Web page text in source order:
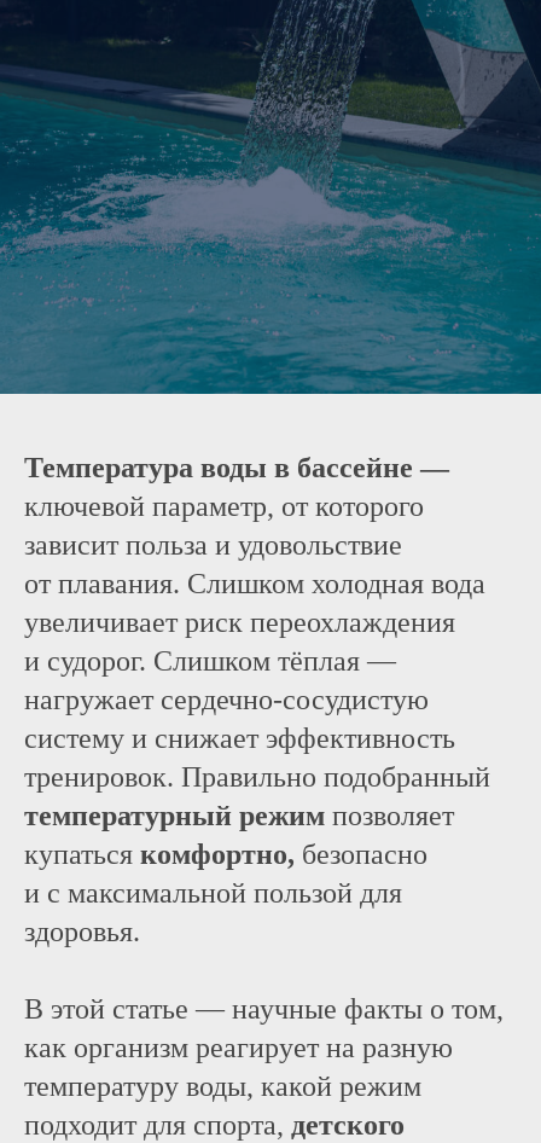
Температура воды в бассейне —
ключевой параметр, от которого
зависит польза и удовольствие
от плавания. Слишком холодная вода
увеличивает риск переохлаждения
и судорог. Слишком тёплая —
нагружает сердечно-сосудистую
систему и снижает эффективность
тренировок. Правильно подобранный
температурный режим позволяет
купаться комфортно, безопасно
и с максимальной пользой для
здоровья.
В этой статье — научные факты о том,
как организм реагирует на разную
температуру воды, какой режим
подходит для спорта, детского